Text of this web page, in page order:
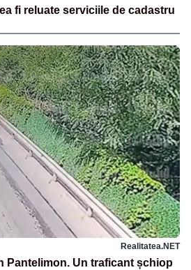
fi reluate serviciile de cadastru
Realitatea.NET
Pantelimon. Un traficant șchiop